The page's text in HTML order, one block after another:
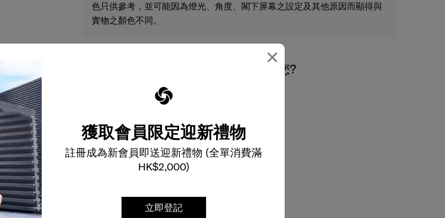
×
獲取會員限定迎新禮物
註冊成為新會員即送迎新禮物 (全單消費滿
HK$2,000)
立即登記
色只供參考，並可能因為燈光、角度、閣下屏幕之設定及其他原因而顯得與
實物之顏色不同。
我們有什麼可以幫您?
電郵